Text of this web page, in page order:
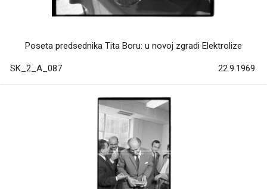
Poseta predsednika Tita Boru: u novoj zgradi Elektrolize
SK_2_A_087 22.9.1969.